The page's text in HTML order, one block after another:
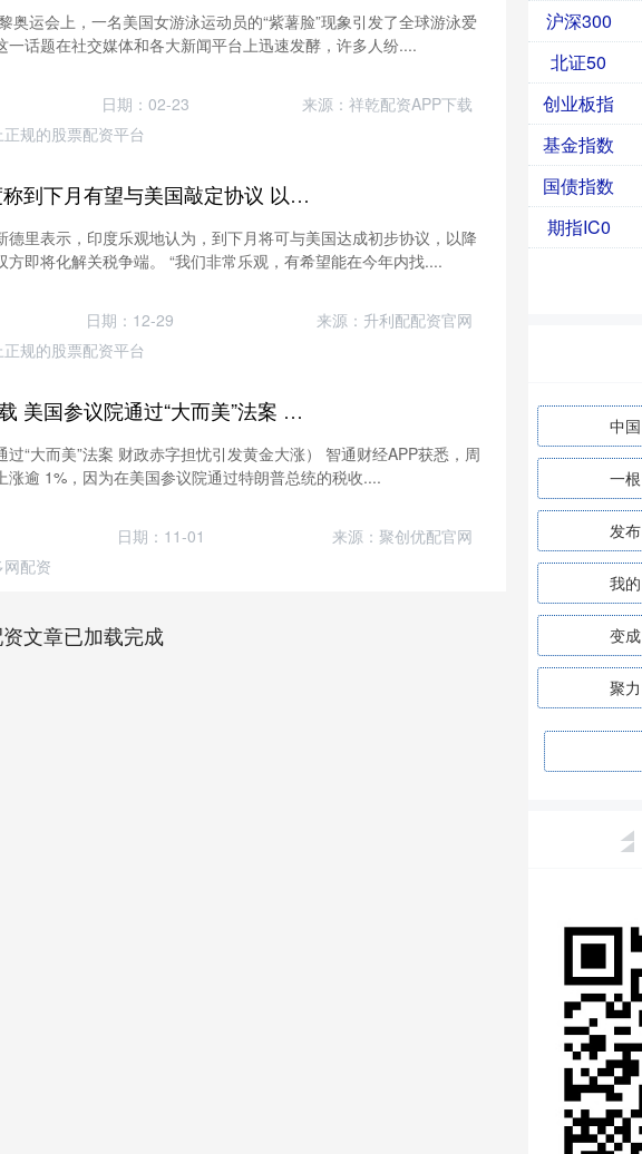
奥运会上，一名美国女游泳运动员的“紫薯脸”现象引发了全球游泳爱
一话题在社交媒体和各大新闻平台上迅速发酵，许多人纷....
日期：02-23
来源：祥乾配资APP下载
正规的股票配资平台
富成配资平台 印度称到下月有望与美国敲定协议 以下调对等关税
德里表示，印度乐观地认为，到下月将可与美国达成初步协议，以降
方即将化解关税争端。 “我们非常乐观，有希望能在今年内找....
日期：12-29
来源：升利配配资官网
正规的股票配资平台
招商配资网APP下载 美国参议院通过“大而美”法案 财政赤字担忧引发黄金大涨
“大而美”法案 财政赤字担忧引发黄金大涨） 智通财经APP获悉，周
涨逾 1%，因为在美国参议院通过特朗普总统的税收....
日期：11-01
来源：聚创优配官网
配资
文章已加载完成
沪深300
北证50
创业板指
基金指数
国债指数
期指IC0
中国
一根
发布
我的
变成
聚力